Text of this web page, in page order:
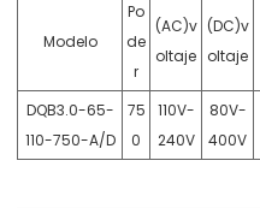
Modelo
Po
de
r
(AC)v
oltaje
(DC)v
oltaje
DQB3.0-65-
110-750-A/D
75
0
110V-
240V
80V-
400V